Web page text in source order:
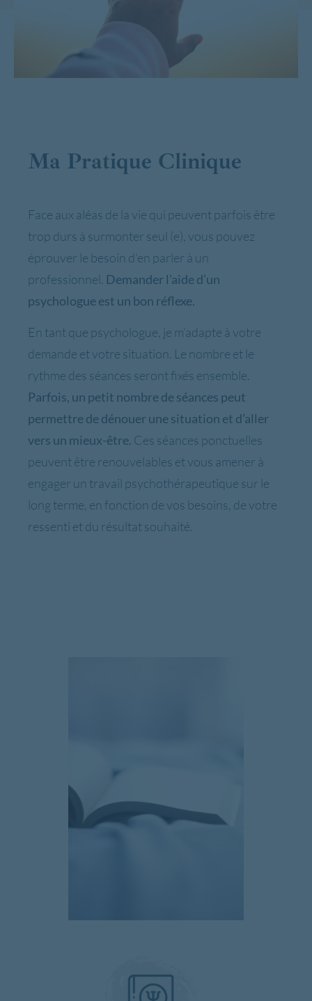
Ma Pratique Clinique
Face aux aléas de la vie qui peuvent parfois être
trop durs à surmonter seul (e), vous pouvez
éprouver le besoin d’en parler à un
professionnel. Demander l’aide d’un
psychologue est un bon réflexe.
En tant que psychologue, je m’adapte à votre
demande et votre situation. Le nombre et le
rythme des séances seront fixés ensemble.
Parfois, un petit nombre de séances peut
permettre de dénouer une situation et d’aller
vers un mieux-être. Ces séances ponctuelles
peuvent être renouvelables et vous amener à
engager un travail psychothérapeutique sur le
long terme, en fonction de vos besoins, de votre
ressenti et du résultat souhaité.